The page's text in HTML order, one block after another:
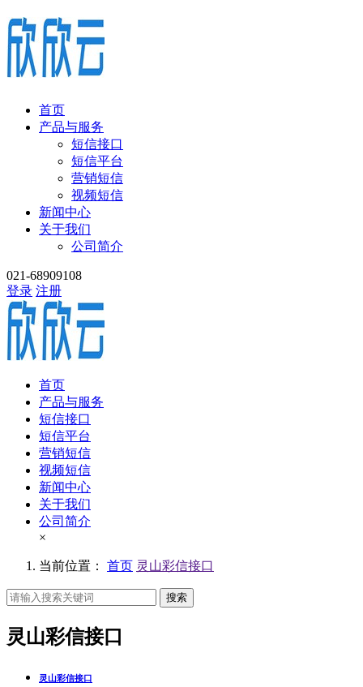
首页
产品与服务
短信接口
短信平台
营销短信
视频短信
新闻中心
关于我们
公司简介
021-68909108
登录 注册
首页
产品与服务
短信接口
短信平台
营销短信
视频短信
新闻中心
关于我们
公司简介
×
当前位置： 首页 灵山彩信接口
搜索
灵山彩信接口
灵山彩信接口